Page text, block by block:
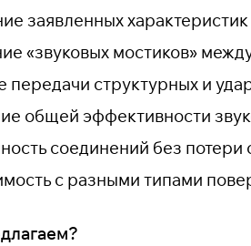
заявленных
«звуковых мостиков»
передачи структурных и
общей эффективности
соединений без потери
с разными типами